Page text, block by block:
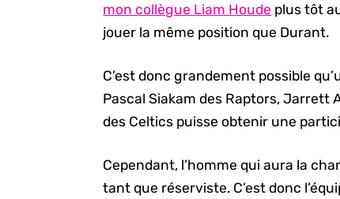
mon collègue Liam Houde plus tôt
jouer la même position que Durant.
C’est donc grandement possible
Pascal Siakam des Raptors, Jarrett
des Celtics puisse obtenir une
Cependant, l’homme qui aura la
tant que réserviste. C’est donc